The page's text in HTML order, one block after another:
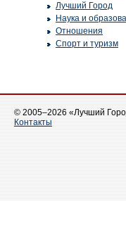
Лучший Город
Наука и
Отношения
Спорт и туризм
© 2005–2026 «Лучший
Контакты